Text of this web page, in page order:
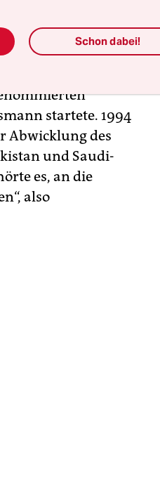
startete. 1994
Abwicklung des
und Saudi-
es, an die
also
Schon dabei!